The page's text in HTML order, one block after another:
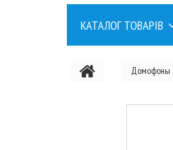
КАТАЛОГ ТОВАРІВ
Домофоны